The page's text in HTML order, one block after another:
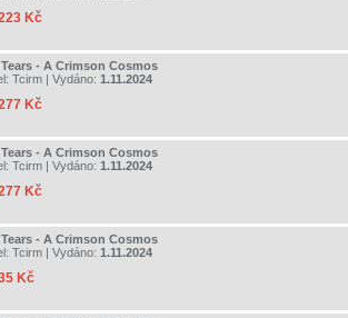
Kč
- A Crimson Cosmos
Tcirm | Vydáno: 1.11.2024
Kč
- A Crimson Cosmos
Tcirm | Vydáno: 1.11.2024
Kč
- A Crimson Cosmos
Tcirm | Vydáno: 1.11.2024
Kč